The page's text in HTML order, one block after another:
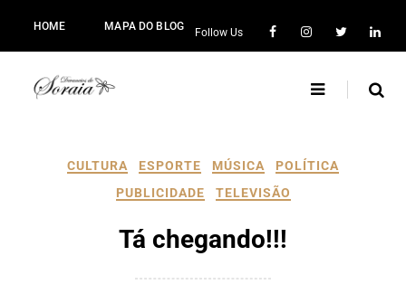
HOME MAPA DO BLOG
Follow Us
CULTURA ESPORTE MÚSICA
POLÍTICA
PUBLICIDADE
TELEVISÃO
Tá chegando!!!